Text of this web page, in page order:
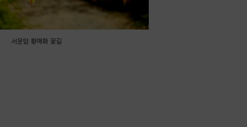
서운암 황매화 꽃길